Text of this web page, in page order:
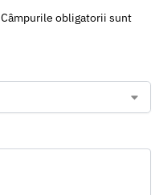
Câmpurile obligatorii sunt